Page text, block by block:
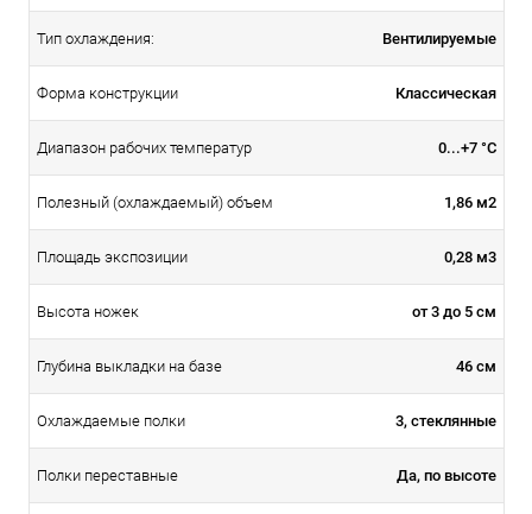
Тип охлаждения: Вентилируемые
Форма конструкции Классическая
Диапазон рабочих температур 0...+7 °С
Полезный (охлаждаемый) объем 1,86 м2
Площадь экспозиции 0,28 м3
Высота ножек от 3 до 5 см
Глубина выкладки на базе 46 см
Охлаждаемые полки 3, стеклянные
Полки переставные Да, по высоте